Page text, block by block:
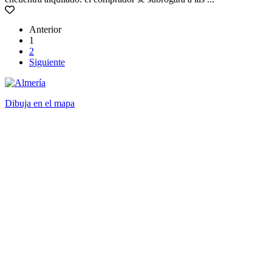
Anterior
1
2
Siguiente
Dibuja en el mapa